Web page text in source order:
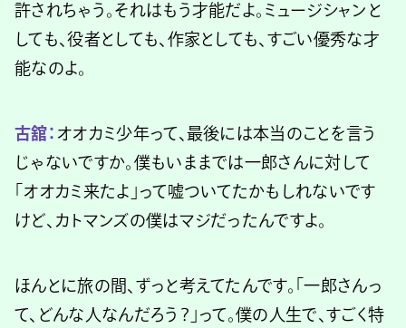
許されちゃう。それはもう才能だよ。ミュージシャンと
しても、役者としても、作家としても、すごい優秀な才
能なのよ。
古舘： オオカミ少年って、最後には本当のことを言う
じゃないですか。僕もいままでは一郎さんに対して
「オオカミ来たよ」って嘘ついてたかもしれないです
けど、カトマンズの僕はマジだったんですよ。
ほんとに旅の間、ずっと考えてたんです。「一郎さんっ
て、どんな人なんだろう？」って。僕の人生で、すごく特